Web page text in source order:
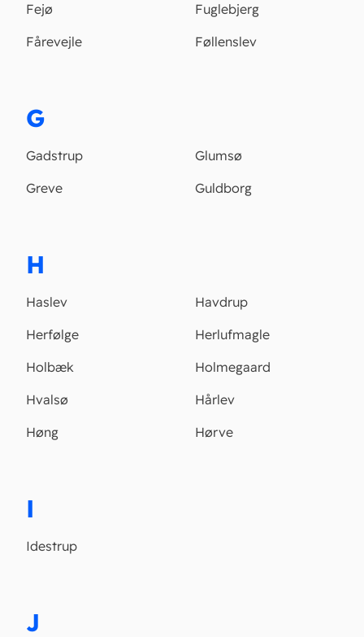
Fejø
Fuglebjerg
Fårevejle
Føllenslev
G
Gadstrup
Glumsø
Greve
Guldborg
H
Haslev
Havdrup
Herfølge
Herlufmagle
Holbæk
Holmegaard
Hvalsø
Hårlev
Høng
Hørve
I
Idestrup
J